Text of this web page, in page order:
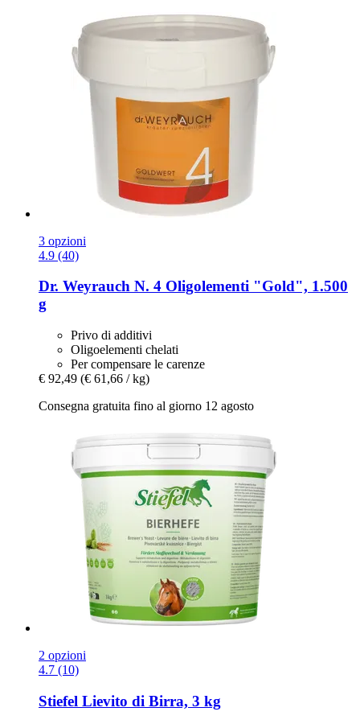
3 opzioni
4.9 (40)
Dr. Weyrauch N. 4 Oligolementi "Gold", 1.500
g
Privo di additivi
Oligoelementi chelati
Per compensare le carenze
€ 92,49 (€ 61,66 / kg)
Consegna gratuita fino al giorno 12 agosto
2 opzioni
4.7 (10)
Stiefel Lievito di Birra, 3 kg